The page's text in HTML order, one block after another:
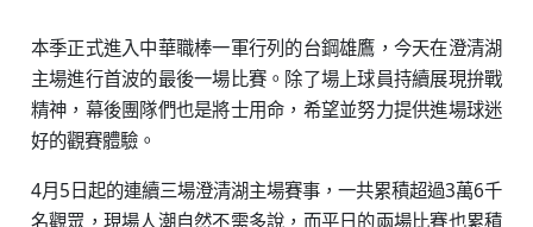
本季正式進入中華職棒一軍行列的台鋼雄鷹，今天在澄清湖
主場進行首波的最後一場比賽。除了場上球員持續展現拚戰
精神，幕後團隊們也是將士用命，希望並努力提供進場球迷
好的觀賽體驗。
4月5日起的連續三場澄清湖主場賽事，一共累積超過3萬6千
名觀眾，現場人潮自然不需多說，而平日的兩場比賽也累積